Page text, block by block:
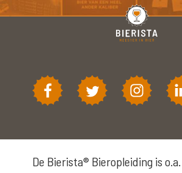
De Bierista® Bieropleiding is